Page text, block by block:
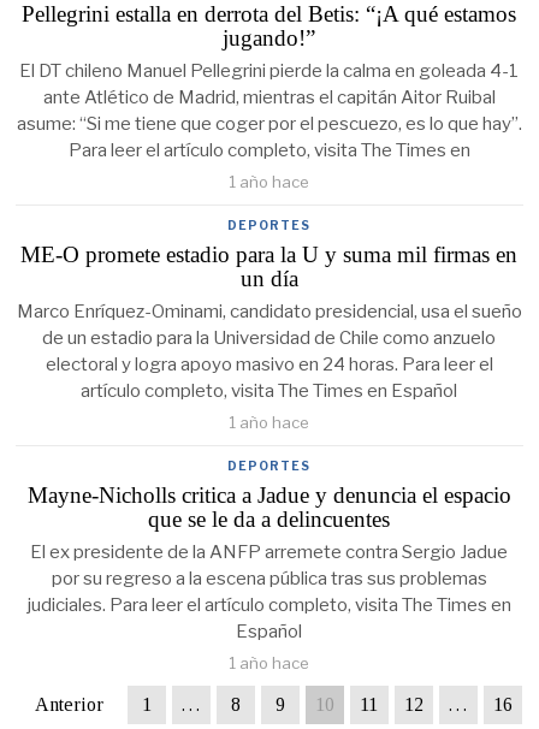
Pellegrini estalla en derrota del Betis: “¡A qué estamos
jugando!”
El DT chileno Manuel Pellegrini pierde la calma en goleada 4-1
ante Atlético de Madrid, mientras el capitán Aitor Ruibal
asume: “Si me tiene que coger por el pescuezo, es lo que hay”.
Para leer el artículo completo, visita The Times en
1 año hace
DEPORTES
ME-O promete estadio para la U y suma mil firmas en
un día
Marco Enríquez-Ominami, candidato presidencial, usa el sueño
de un estadio para la Universidad de Chile como anzuelo
electoral y logra apoyo masivo en 24 horas. Para leer el
artículo completo, visita The Times en Español
1 año hace
DEPORTES
Mayne-Nicholls critica a Jadue y denuncia el espacio
que se le da a delincuentes
El ex presidente de la ANFP arremete contra Sergio Jadue
por su regreso a la escena pública tras sus problemas
judiciales. Para leer el artículo completo, visita The Times en
Español
1 año hace
Anterior 1 … 8 9 10 11 12 …
16